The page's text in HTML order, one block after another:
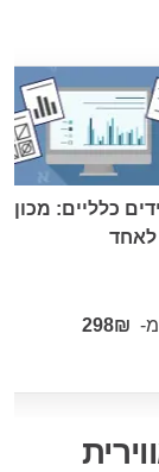
כלליים: מכון